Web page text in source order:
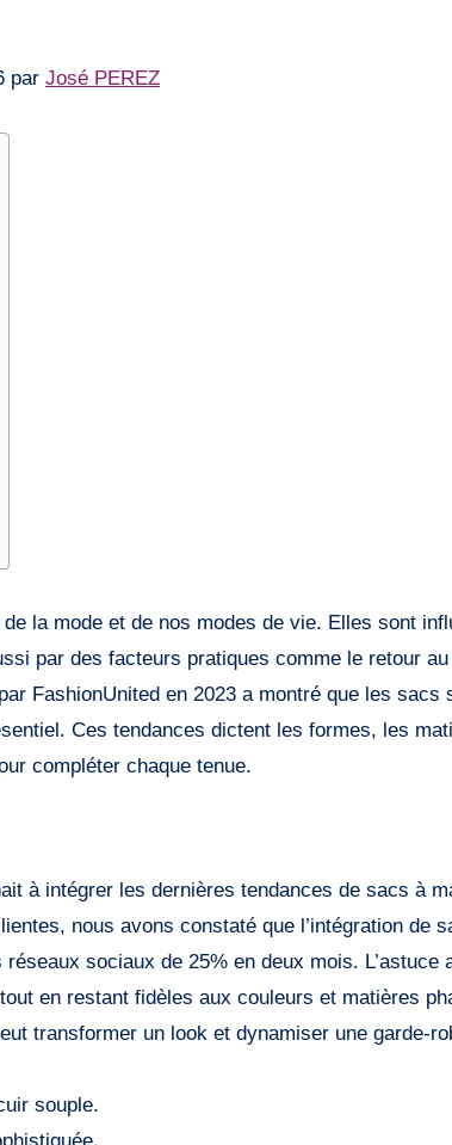
par José PEREZ
par des facteurs pratiques comme le retour
FashionUnited en 2023 a montré que les sacs
Ces tendances dictent les formes, les
compléter chaque tenue.
à intégrer les dernières tendances de sacs à
nous avons constaté que l’intégration de
sociaux de 25% en deux mois. L’astuce
en restant fidèles aux couleurs et matières
transformer un look et dynamiser une garde-
souple.